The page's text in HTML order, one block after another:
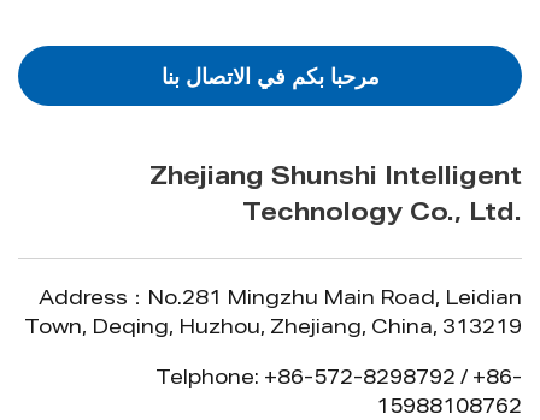
مرحبا بكم في الاتصال بنا
Zhejiang Shunshi Intelligent
Technology Co., Ltd.
Address：No.281 Mingzhu Main Road, Leidian
Town, Deqing, Huzhou, Zhejiang, China, 313219
Telphone: +86-572-8298792 / +86-
15988108762